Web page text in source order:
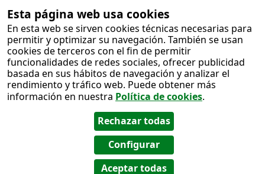
Esta página web usa cookies
En esta web se sirven cookies técnicas necesarias para
permitir y optimizar su navegación. También se usan
cookies de terceros con el fin de permitir
funcionalidades de redes sociales, ofrecer publicidad
basada en sus hábitos de navegación y analizar el
rendimiento y tráfico web. Puede obtener más
información en nuestra Política de cookies.